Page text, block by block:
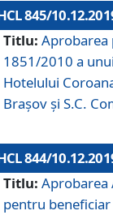
845/
Titlu: Aprobarea
1851/2010 a
Hotelului
Braşov şi S.C.
844/
Titlu: Aprobarea
pentru